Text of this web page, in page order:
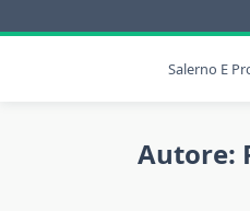
Salerno E
Autore: